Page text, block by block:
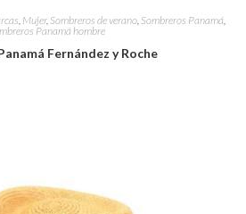
, Mujer, Sombreros de verano, Sombreros Panamá,
Panamá hombre
Fernández y Roche